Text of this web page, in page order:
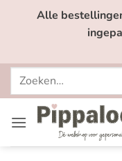
Alle
Zoeken